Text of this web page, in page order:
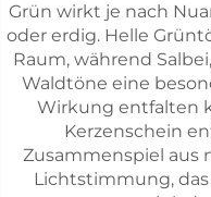
Grün wirkt je nach
oder erdig. Helle
Raum, während
Waldtöne eine
Wirkung entfalten
Kerzenschein
Zusammenspiel aus
Lichtstimmung,